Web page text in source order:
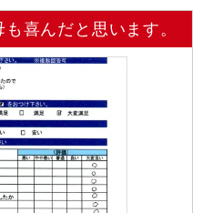
喜んだと思います。